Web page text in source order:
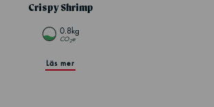
Crispy Shrimp
0.8kg
CO2e
Läs mer